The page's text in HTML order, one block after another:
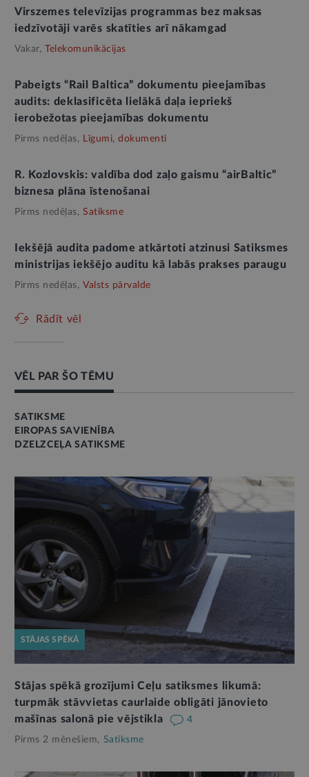
Virszemes televīzijas programmas bez maksas
iedzīvotāji varēs skatīties arī nākamgad
Vakar, Telekomunikācijas
Pabeigts “Rail Baltica” dokumentu pieejamības
audits: deklasificēta lielākā daļa iepriekš
ierobežotas pieejamības dokumentu
Pirms nedēļas, Līgumi, dokumenti
R. Kozlovskis: valdība dod zaļo gaismu “airBaltic”
biznesa plāna īstenošanai
Pirms nedēļas, Satiksme
Iekšējā audita padome atkārtoti atzinusi Satiksmes
ministrijas iekšējo auditu kā labās prakses paraugu
Pirms nedēļas, Valsts pārvalde
Rādīt vēl
VĒL PAR ŠO TĒMU
SATIKSME
EIROPAS SAVIENĪBA
DZELZCEĻA SATIKSME
STĀJAS SPĒKĀ
Stājas spēkā grozījumi Ceļu satiksmes likumā:
turpmāk stāvvietas caurlaide obligāti jānovieto
mašīnas salonā pie vējstikla
4
Pirms 2 mēnešiem, Satiksme